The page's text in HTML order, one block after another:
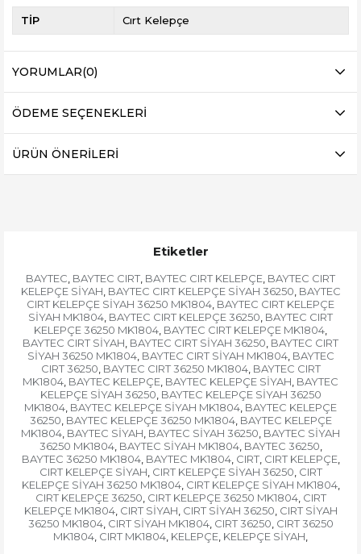
TİP Cırt Kelepçe
YORUMLAR(0)
ÖDEME SEÇENEKLERI
ÜRÜN ÖNERILERI
Etiketler
BAYTEC, BAYTEC CIRT, BAYTEC CIRT KELEPÇE, BAYTEC CIRT
KELEPÇE SİYAH, BAYTEC CIRT KELEPÇE SİYAH 36250, BAYTEC
CIRT KELEPÇE SİYAH 36250 MK1804, BAYTEC CIRT KELEPÇE
SİYAH MK1804, BAYTEC CIRT KELEPÇE 36250, BAYTEC CIRT
KELEPÇE 36250 MK1804, BAYTEC CIRT KELEPÇE MK1804,
BAYTEC CIRT SİYAH, BAYTEC CIRT SİYAH 36250, BAYTEC CIRT
SİYAH 36250 MK1804, BAYTEC CIRT SİYAH MK1804, BAYTEC
CIRT 36250, BAYTEC CIRT 36250 MK1804, BAYTEC CIRT
MK1804, BAYTEC KELEPÇE, BAYTEC KELEPÇE SİYAH, BAYTEC
KELEPÇE SİYAH 36250, BAYTEC KELEPÇE SİYAH 36250
MK1804, BAYTEC KELEPÇE SİYAH MK1804, BAYTEC KELEPÇE
36250, BAYTEC KELEPÇE 36250 MK1804, BAYTEC KELEPÇE
MK1804, BAYTEC SİYAH, BAYTEC SİYAH 36250, BAYTEC SİYAH
36250 MK1804, BAYTEC SİYAH MK1804, BAYTEC 36250,
BAYTEC 36250 MK1804, BAYTEC MK1804, CIRT, CIRT KELEPÇE,
CIRT KELEPÇE SİYAH, CIRT KELEPÇE SİYAH 36250, CIRT
KELEPÇE SİYAH 36250 MK1804, CIRT KELEPÇE SİYAH MK1804,
CIRT KELEPÇE 36250, CIRT KELEPÇE 36250 MK1804, CIRT
KELEPÇE MK1804, CIRT SİYAH, CIRT SİYAH 36250, CIRT SİYAH
36250 MK1804, CIRT SİYAH MK1804, CIRT 36250, CIRT 36250
MK1804, CIRT MK1804, KELEPÇE, KELEPÇE SİYAH,